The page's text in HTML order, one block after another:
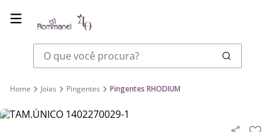
O que você procura?
Joias Pingentes Pingentes RHODIUM